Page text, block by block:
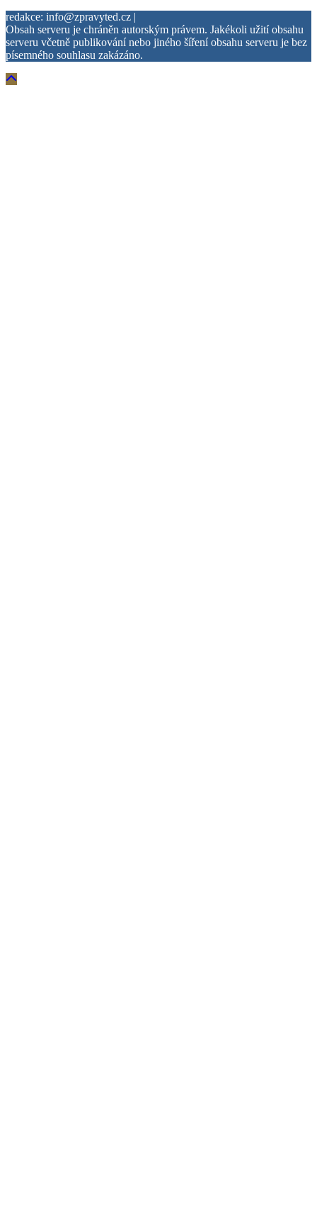
redakce: info@zpravyted.cz |
Obsah serveru je chráněn autorským právem. Jakékoli užití obsahu
serveru včetně publikování nebo jiného šíření obsahu serveru je bez
písemného souhlasu zakázáno.